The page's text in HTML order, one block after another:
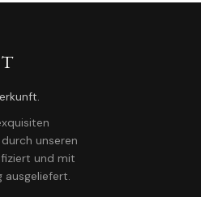
unseren
und mit
ausgeliefert.